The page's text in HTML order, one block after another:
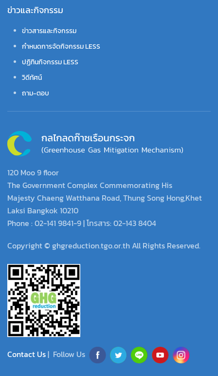
ข่าวและกิจกรรม
ข่าวสารและกิจกรรม
กำหนดการจัดกิจกรรม LESS
ปฏิทินกิจกรรม LESS
วิดีทัศน์
ถาม-ตอบ
120 Moo 9 floor
The Government Complex Commemorating His
Majesty Chaeng Watthana Road, Thung Song Hong,Khet
Laksi Bangkok 10210
Phone : 02-141 9841-9 | โทรสาร: 02-143 8404
Copyright © ghgreduction.tgo.or.th All Rights Reserved.
Contact Us| Follow Us